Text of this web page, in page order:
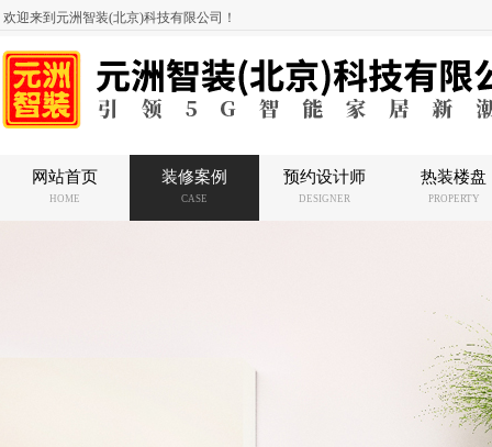
欢迎来到元洲智装(北京)科技有限公司！
网站首页
HOME
装修案例
CASE
预约设计师
DESIGNER
热装楼盘
PROPERTY